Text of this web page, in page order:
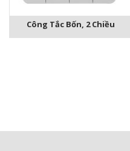
Công Tắc Bốn, 2 Chiều